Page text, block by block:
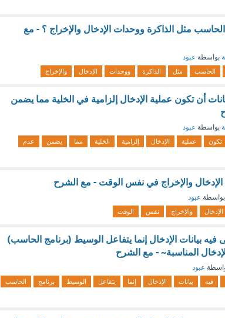
الحاسب مثل الذاكرة ووحدات الإدخال والإخراج ؟ - مع
بواسطة عبود
الحاسب مثل الذاكرة ووحدات الإدخال والإخراج
أن تكون عملية الإدخال إلزامية في الخلية مما يضمن
بواسطة عبود
تكون عملية الإدخال إلزامية الخلية مما يضمن
عدم
والإخراج في نفس الوقت - مع الشرح
بواسطة عبود
الإدخال والإخراج نفس الوقت
فيه بيانات الإدخال إنما يتفاعل الوسيط (برنامج الحاسب)
المناسبة~ - مع الشرح
عبود
فيه بيانات الإدخال إنما يتفاعل الوسيط برنامج
الحاسب